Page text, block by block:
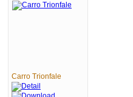
Carro Trionfale